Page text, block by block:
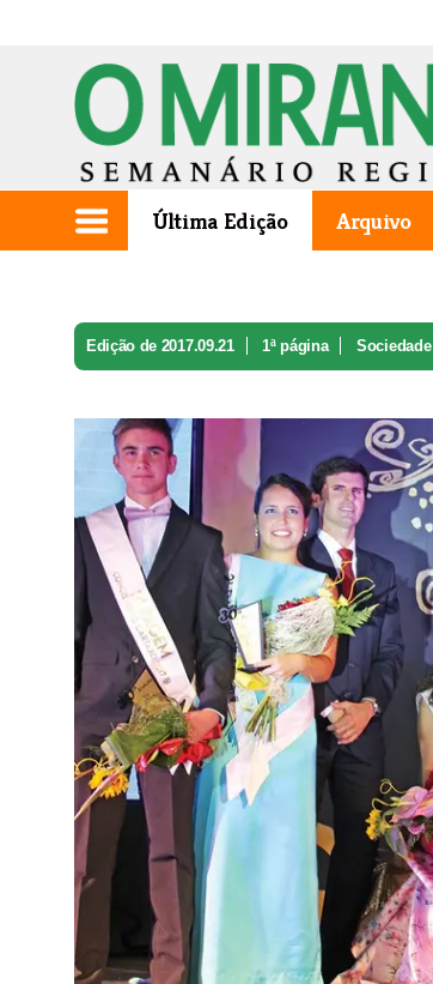
Última Edição Arquivo
Edição de 2017.09.21 1ª página Sociedade